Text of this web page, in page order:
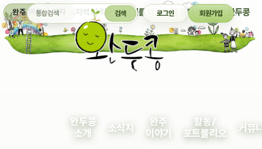
완주 마을 소식지 지역의 작은 이야기를 다정하게 엮어 보여주는 완두콩
통합검색 검색 로그인 회원가입
완두콩
소개
소식지
완주
이야기
활동/
포트폴리오
커뮤